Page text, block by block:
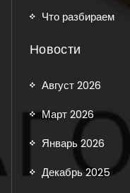
Что разбираем
Новости
Август 2026
Март 2026
Январь 2026
Декабрь 2025